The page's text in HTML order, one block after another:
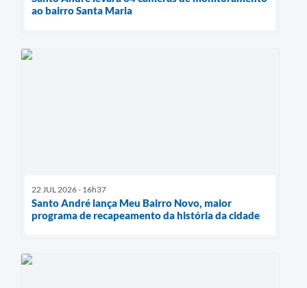
ao bairro Santa Maria
22 JUL 2026 - 16h37
Santo André lança Meu Bairro Novo, maior
programa de recapeamento da história da cidade